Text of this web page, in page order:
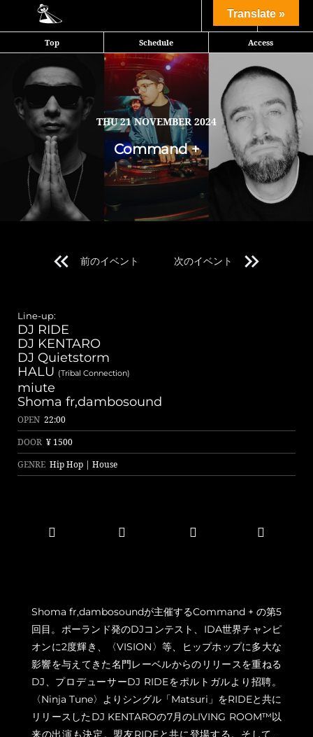
Top Schedule Access
Share
THU 21 NOVEMBER 2024
Command +
Shoma fr,dambosoundが主催するCommand + の第5回目。ポーラ
ンド発のDJコンテスト、IDA世界チャンピオンに2度輝き、
〈VISION〉等、ヒップホップに多大な影響を与えてきた名門レーベル
からのリリースを重ねるDJ、プロデューサーDJ RIDEをポルトガルよ
り招聘。〈Ninja Tune〉よりシングル「Matsuri」をRIDEと共にリ
リースしたDJ KENTAROの7月のLIVING ROOM™以来の出演も決
定。盟友RIDEと共に登場する。そして、LIVINGROOM™を10年以上
開催し続け、数々の名場面を生み出してきた主導者DJ Quietstormも
ラインナップされ、DJ KENTAROと7月以来の共演。5名のジャングリ
ストで構成されるジャングルクルーTribal ConnectionよりHalu、グ
miuteとフルボリュームのラインナップで10周年を祝う。
DJ KENTAROが世界最大のDJバトルDMC 2002において史上初の
て語り継がれる重鎮を招き入れ、渾身のdambosound 10周年スペシャ
ルを開催！
前のイベント 次のイベント
Line-up:
DJ RIDE
DJ KENTARO
DJ Quietstorm
HALU (Tribal Connection)
miute
Shoma fr,dambosound
OPEN 22:00
DOOR ¥ 1500
GENRE Hip Hop | House
Shoma fr,dambosoundが主催するCommand + の第5
回目。ポーランド発のDJコンテスト、IDA世界チャンピ
オンに2度輝き、〈VISION〉等、ヒップホップに多大な
影響を与えてきた名門レーベルからのリリースを重ねる
DJ、プロデューサーDJ RIDEをポルトガルより招聘。
〈Ninja Tune〉よりシングル「Matsuri」をRIDEと共に
リリースしたDJ KENTAROの7月のLIVING ROOM™以
来の出演も決定。盟友RIDEと共に登場する。そして、
Translate »